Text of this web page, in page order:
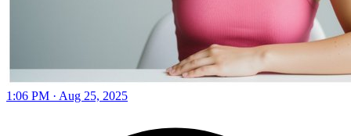
1:06 PM · Aug 25, 2025